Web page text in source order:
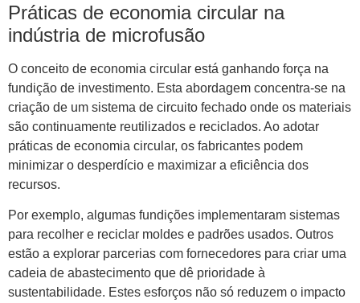
Práticas de economia circular na
indústria de microfusão
O conceito de economia circular está ganhando força na
fundição de investimento. Esta abordagem concentra-se na
criação de um sistema de circuito fechado onde os materiais
são continuamente reutilizados e reciclados. Ao adotar
práticas de economia circular, os fabricantes podem
minimizar o desperdício e maximizar a eficiência dos
recursos.
Por exemplo, algumas fundições implementaram sistemas
para recolher e reciclar moldes e padrões usados. Outros
estão a explorar parcerias com fornecedores para criar uma
cadeia de abastecimento que dê prioridade à
sustentabilidade. Estes esforços não só reduzem o impacto